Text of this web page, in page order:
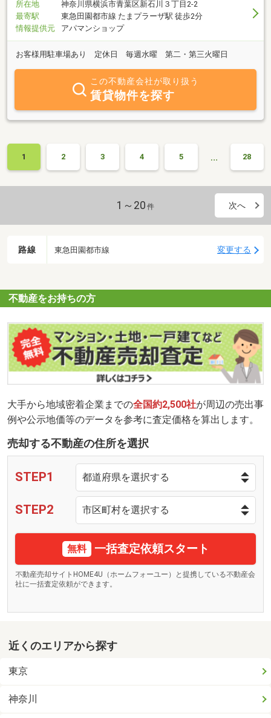
所在地
神奈川県横浜市青葉区新石川３丁目2-2
最寄駅
東急田園都市線 たまプラーザ駅 徒歩2分
情報提供元
アパマンショップ
お客様用駐車場あり 定休日 毎週水曜 第二・第三火曜日
この不動産会社が取り扱う
賃貸物件を探す
1 2 3 4 5 … 28
1～20 件 次へ
路線 東急田園都市線 変更する
不動産をお持ちの方
大手から地域密着企業までの全国約2,500社が周辺の売出事
例や公示地価等のデータを参考に査定価格を算出します。
売却する不動産の住所を選択
STEP1
STEP2
無料 一括査定依頼スタート
不動産売却サイトHOME4U（ホームフォーユー）と提携している不動産会
社に一括査定依頼ができます。
近くのエリアから探す
東京
神奈川